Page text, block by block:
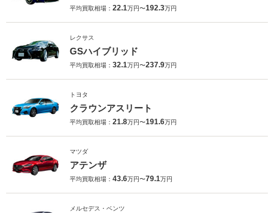
平均買取相場： 22.1万円〜192.3万円
レクサス
GSハイブリッド
平均買取相場： 32.1万円〜237.9万円
トヨタ
クラウンアスリート
平均買取相場： 21.8万円〜191.6万円
マツダ
アテンザ
平均買取相場： 43.6万円〜79.1万円
メルセデス・ベンツ